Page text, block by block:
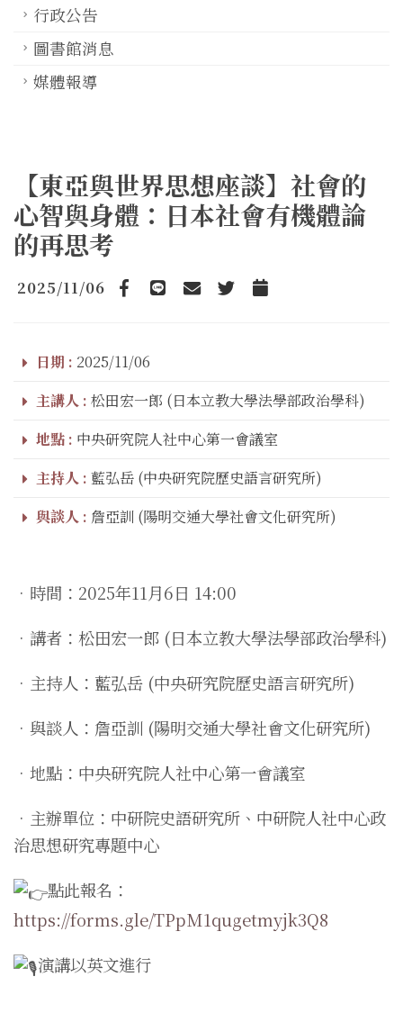
行政公告
圖書館消息
媒體報導
【東亞與世界思想座談】社會的
心智與身體：日本社會有機體論
的再思考
2025/11/06
Facebook
line emailTwitterAdd to Calendar
日期 : 2025/11/06
主講人 : 松田宏一郎 (日本立教大學法學部政治學科)
地點 : 中央研究院人社中心第一會議室
主持人 : 藍弘岳 (中央研究院歷史語言研究所)
與談人 : 詹亞訓 (陽明交通大學社會文化研究所)
•時間：2025年11月6日 14:00
•講者：松田宏一郎 (日本立教大學法學部政治學科)
•主持人：藍弘岳 (中央研究院歷史語言研究所)
•與談人：詹亞訓 (陽明交通大學社會文化研究所)
•地點：中央研究院人社中心第一會議室
•主辦單位：中研院史語研究所、中研院人社中心政
治思想研究專題中心
點此報名：
https://forms.gle/TPpM1qugetmyjk3Q8
演講以英文進行